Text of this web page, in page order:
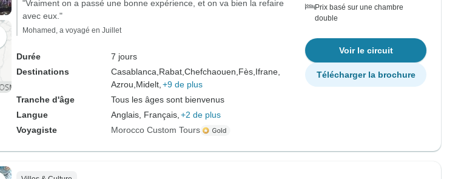
"Vraiment on a passé une bonne expérience, et on va bien la refaire
avec eux."
Mohamed, a voyagé en Juillet
Durée
7 jours
Destinations
Casablanca, Rabat, Chefchaouen, Fès, Ifrane,
Azrou, Midelt, +9 de plus
Tranche d'âge
Tous les âges sont bienvenus
Langue
Anglais, Français, +2 de plus
Voyagiste
Morocco Custom Tours
Prix basé sur une chambre
double
Voir le circuit
Télécharger la brochure